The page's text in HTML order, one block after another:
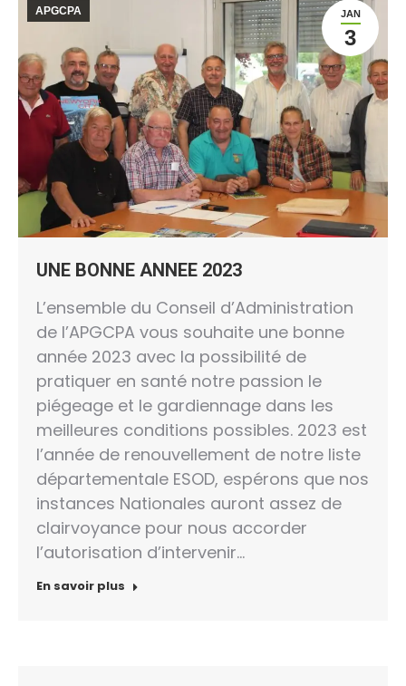
JAN
3
APGCPA
UNE BONNE ANNEE 2023
L’ensemble du Conseil d’Administration
de l’APGCPA vous souhaite une bonne
année 2023 avec la possibilité de
pratiquer en santé notre passion le
piégeage et le gardiennage dans les
meilleures conditions possibles. 2023 est
l’année de renouvellement de notre liste
départementale ESOD, espérons que nos
instances Nationales auront assez de
clairvoyance pour nous accorder
l’autorisation d’intervenir…
En savoir plus